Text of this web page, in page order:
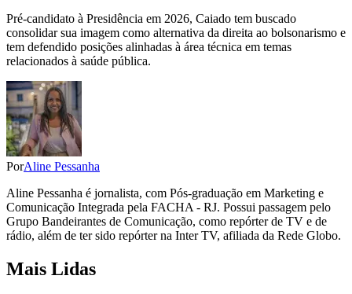
Pré-candidato à Presidência em 2026, Caiado tem buscado
consolidar sua imagem como alternativa da direita ao bolsonarismo e
tem defendido posições alinhadas à área técnica em temas
relacionados à saúde pública.
PorAline Pessanha
Aline Pessanha é jornalista, com Pós-graduação em Marketing e
Comunicação Integrada pela FACHA - RJ. Possui passagem pelo
Grupo Bandeirantes de Comunicação, como repórter de TV e de
rádio, além de ter sido repórter na Inter TV, afiliada da Rede Globo.
Mais Lidas